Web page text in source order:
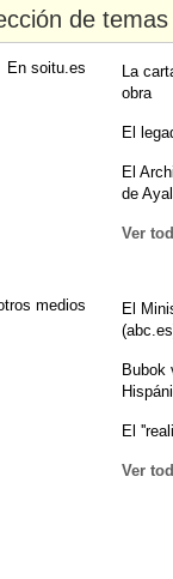
de
En soitu.es
La
obra
El
El
de
Ver
medios
El
Bubok
El
Ver